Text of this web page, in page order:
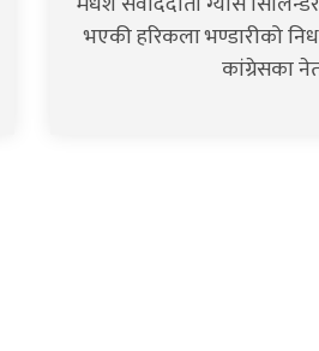
भएकी हरिकला भण्डारीको
कांग्रेसका